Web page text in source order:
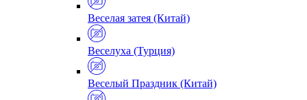
Веселая затея (Китай)
Веселуха (Турция)
Веселый Праздник (Китай)